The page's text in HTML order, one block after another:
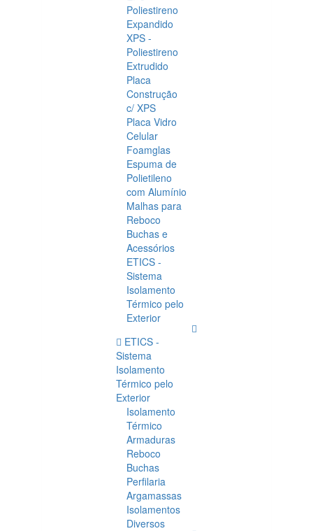
Poliestireno
Expandido
XPS -
Poliestireno
Extrudido
Placa
Construção
c/ XPS
Placa Vidro
Celular
Foamglas
Espuma de
Polietileno
com Alumínio
Malhas para
Reboco
Buchas e
Acessórios
ETICS -
Sistema
Isolamento
Térmico pelo
Exterior
ETICS -
Sistema
Isolamento
Térmico pelo
Exterior
Isolamento
Térmico
Armaduras
Reboco
Buchas
Perfilaria
Argamassas
Isolamentos
Diversos